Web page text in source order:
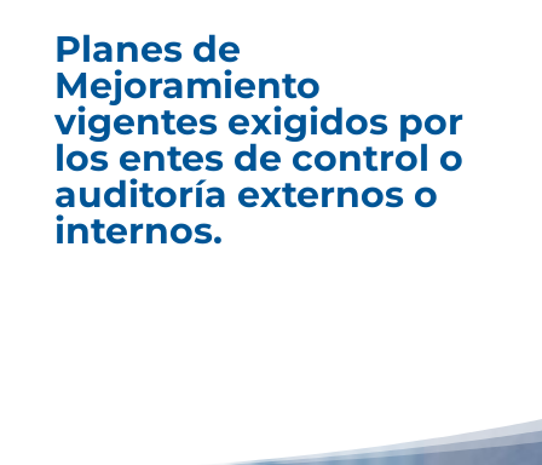
Planes de
Mejoramiento
vigentes exigidos por
los entes de control o
auditoría externos o
internos.